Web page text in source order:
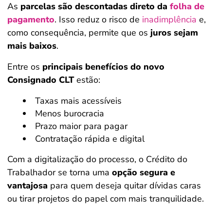
As parcelas são descontadas direto da folha de
pagamento. Isso reduz o risco de inadimplência e,
como consequência, permite que os juros sejam
mais baixos.
Entre os principais benefícios do novo
Consignado CLTestão:
Taxas mais acessíveis
Menos burocracia
Prazo maior para pagar
Contratação rápida e digital
Com a digitalização do processo, o Crédito do
Trabalhador se torna uma opção segura e
vantajosa para quem deseja quitar dívidas caras
ou tirar projetos do papel com mais tranquilidade.